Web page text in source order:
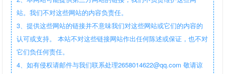
站。我们不对这些网站的内容负责任。
3、提供这些网站的链接并不意味我们对这些网站或它们的内容的
认可或支持。 本站不对这些链接网站作出任何陈述或保证，也不对
它们负任何责任。
4、如有侵权请邮件与我们联系处理2658014622@qq.com 敬请谅